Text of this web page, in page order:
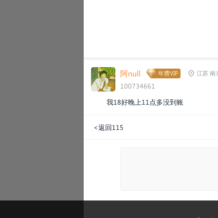
阿null 年费VIP 江苏 南
100734661
我18好晚上11点多没到账
<返回115